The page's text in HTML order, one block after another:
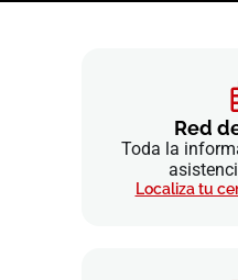
Red
Toda la
Localiza tu